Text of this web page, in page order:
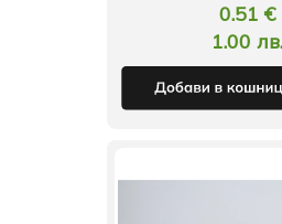
0.51 €
1.00 лв.